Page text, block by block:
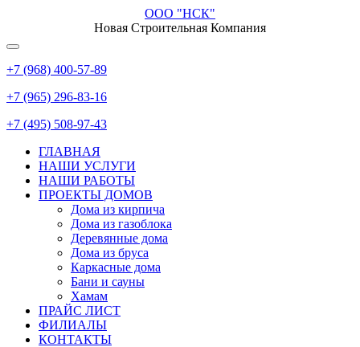
ООО "НСК"
Новая Строительная Компания
+7 (968) 400-57-89
+7 (965) 296-83-16
+7 (495) 508-97-43
ГЛАВНАЯ
НАШИ УСЛУГИ
НАШИ РАБОТЫ
ПРОЕКТЫ ДОМОВ
Дома из кирпича
Дома из газoблока
Деревянные дома
Дома из бруса
Каркасные дома
Бани и сауны
Хамам
ПРАЙС ЛИСТ
ФИЛИАЛЫ
КОНТАКТЫ